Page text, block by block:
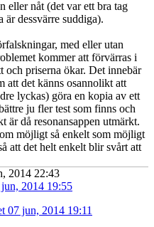
eller nåt (det var ett bra tag
är dessvärre suddiga).
med eller utan
kommer att förvärras i
och priserna ökar. Det innebär
att det känns osannolikt att
lyckas) göra en kopia av ett
ju fler test som finns och
då resonansappen utmärkt.
möjligt så enkelt som möjligt
att det helt enkelt blir svårt att
2014 22:43
2014 19:55
07 jun, 2014 19:11